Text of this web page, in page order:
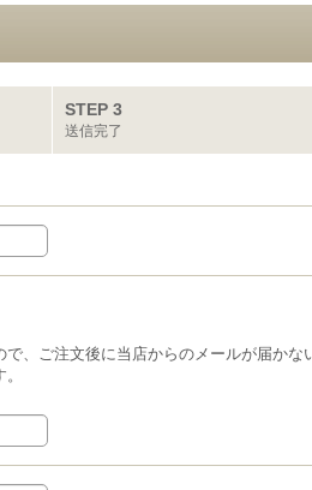
STEP 3
送信完了
、ご注文後に当店からのメールが届かな